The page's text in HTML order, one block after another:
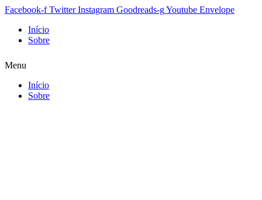
Facebook-f Twitter Instagram Goodreads-gYoutube Envelope
Início
Sobre
Menu
Início
Sobre